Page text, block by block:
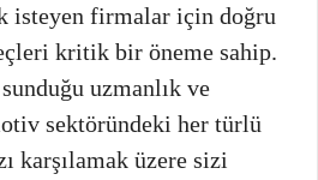
isteyen firmalar için doğru
kritik bir öneme sahip.
uzmanlık ve
sektöründeki her türlü
karşılamak üzere sizi